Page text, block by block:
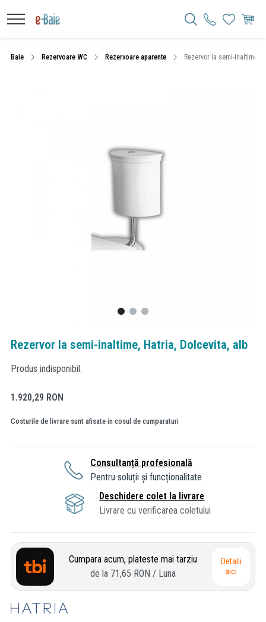
Baie Rezervoare WC Rezervoare aparente Rezervor la semi-inaltime,
Rezervor la semi-inaltime, Hatria, Dolcevita, alb
Produs indisponibil.
1.920,29 RON
Costurile de livrare sunt afisate in cosul de cumparaturi
Consultanță profesională
Pentru soluții și funcționalitate
Deschidere colet la livrare
Livrare cu verificarea coletului
Cumpara acum, plateste mai tarziu
de la 71,65 RON / Luna
Detalii
aici